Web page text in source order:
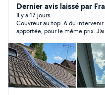
Dernier avis laissé par
Il y a 17 jours
Couvreur au top. A du
apportée, pour le même prix.